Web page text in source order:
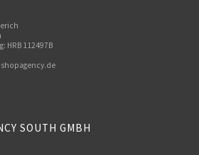
HRB 112497B
SOUTH GMBH